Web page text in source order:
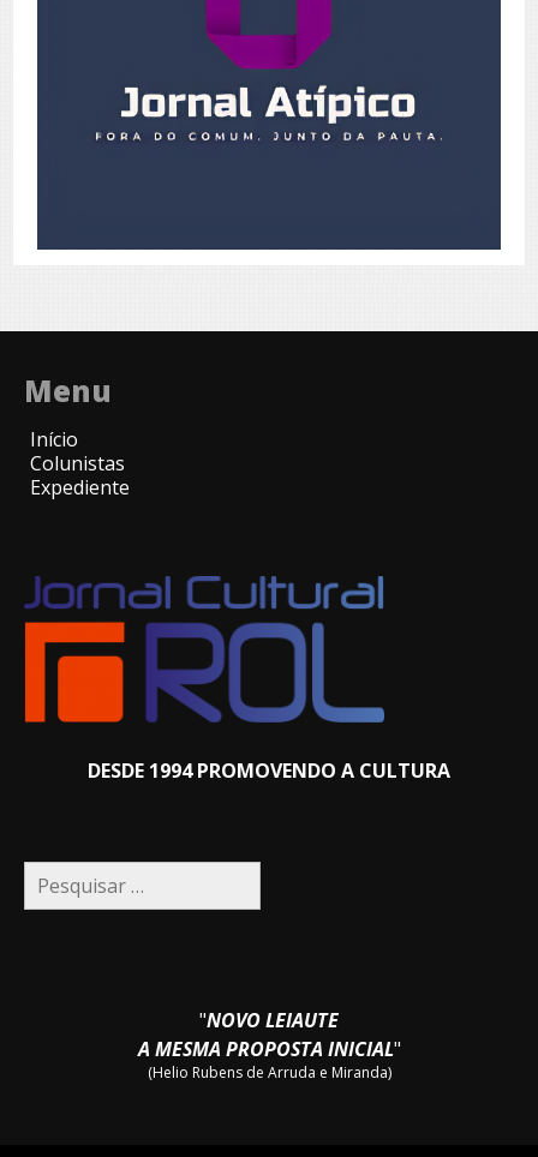
Menu
Início
Colunistas
Expediente
DESDE 1994 PROMOVENDO A CULTURA
Pesquisar
por:
"NOVO LEIAUTE
A MESMA PROPOSTA INICIAL"
(Helio Rubens de Arruda e Miranda)